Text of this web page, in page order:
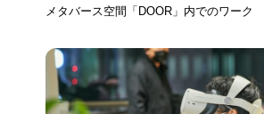
メタバース空間「DOOR」内でのワーク